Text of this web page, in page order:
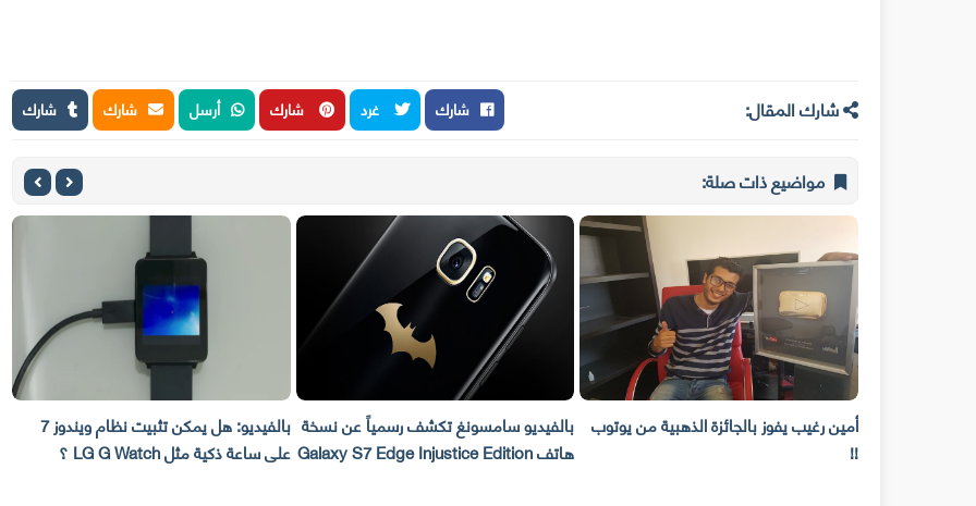
شارك المقال: شارك غرد شارك أرسل شارك شارك
مواضيع ذات صلة:
أمين رغيب يفوز بالجائزة الذهبية من يوتوب بالفيديو سامسونغ تكشف رسمياً عن نسخة بالفيديو: هل يمكن تثبيت نظام ويندوز 7
على ساعة ذكية مثل LG G Watch ؟